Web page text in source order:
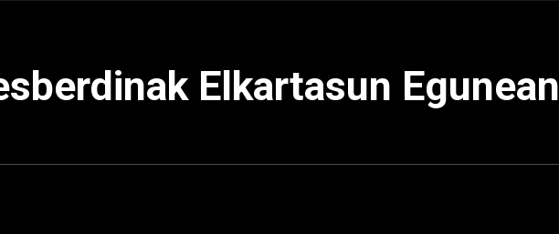
Elkartasun Egunean